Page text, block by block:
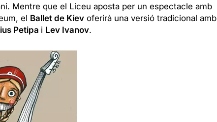
Mentre que el Liceu aposta per un espectacle amb
el Ballet de Kíevoferirà una versió tradicional amb
Petipa i Lev Ivanov.